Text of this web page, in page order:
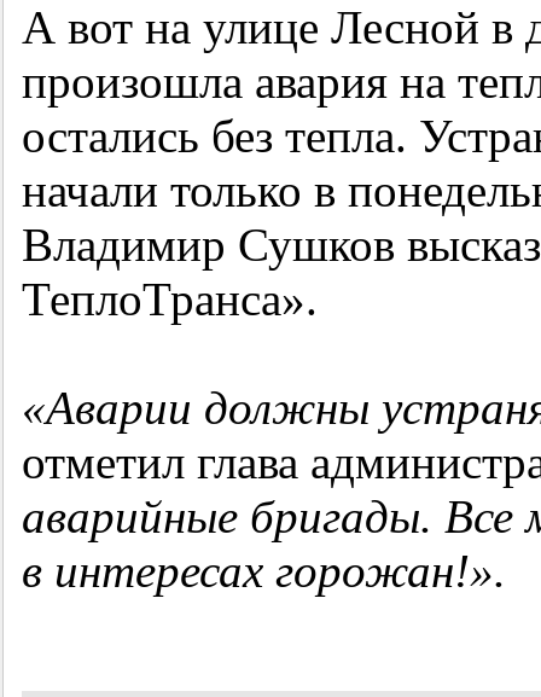
А вот на улице Лесной
произошла авария на
остались без тепла.
начали только в
Владимир Сушков
ТеплоТранса».
«Аварии должны
отметил глава
аварийные бригады.
в интересах горожан!».